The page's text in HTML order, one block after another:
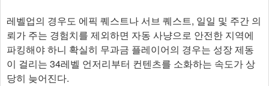
레벨업의 경우도 에픽 퀘스트나 서브 퀘스트, 일일 및 주간 의
뢰가 주는 경험치를 제외하면 자동 사냥으로 안전한 지역에
파킹해야 하니 확실히 무과금 플레이어의 경우는 성장 제동
이 걸리는 34레벨 언저리부터 컨텐츠를 소화하는 속도가 상
당히 늦어진다.